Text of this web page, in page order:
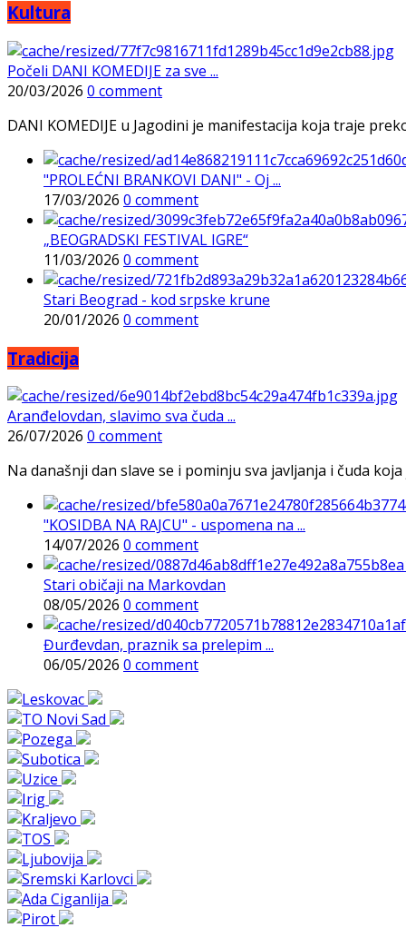
Kultura
Počeli DANI KOMEDIJE za sve ...
20/03/2026 0 comment
DANI KOMEDIJE u Jagodini je manifestacija koja traje
"PROLEĆNI BRANKOVI DANI" - Oj ...
17/03/2026 0 comment
„BEOGRADSKI FESTIVAL IGRE“
11/03/2026 0 comment
Stari Beograd - kod srpske krune
20/01/2026 0 comment
Tradicija
Aranđelovdan, slavimo sva čuda ...
26/07/2026 0 comment
Na današnji dan slave se i pominju sva javljanja i čuda
"KOSIDBA NA RAJCU" - uspomena na ...
14/07/2026 0 comment
Stari običaji na Markovdan
08/05/2026 0 comment
Đurđevdan, praznik sa prelepim ...
06/05/2026 0 comment